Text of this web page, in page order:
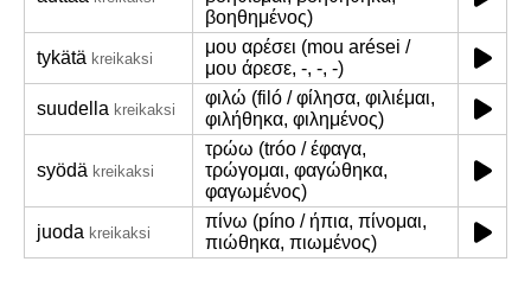
βοηθημένος)
tykätä kreikaksi
μου αρέσει (mou arései /
μου άρεσε, -, -, -)
suudella kreikaksi
φιλώ (filó / φίλησα, φιλιέμαι,
φιλήθηκα, φιλημένος)
syödä kreikaksi
τρώω (tróo / έφαγα,
τρώγομαι, φαγώθηκα,
φαγωμένος)
juoda kreikaksi
πίνω (píno / ήπια, πίνομαι,
πιώθηκα, πιωμένος)